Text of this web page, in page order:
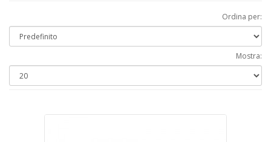
Ordina per:
Mostra: